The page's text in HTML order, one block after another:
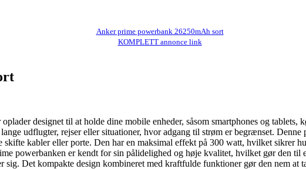
Anker prime powerbank 26250mAh sort
KOMPLETT annonce link
designet til at holde dine mobile enheder, såsom smartphones og tablets,
udflugter, rejser eller situationer, hvor adgang til strøm er begrænset.
skifte kabler eller porte. Den har en maksimal effekt på 300 watt, hvilket sikrer
powerbanken er kendt for sin pålidelighed og høje kvalitet, hvilket gør den
sig. Det kompakte design kombineret med kraftfulde funktioner gør den nem at